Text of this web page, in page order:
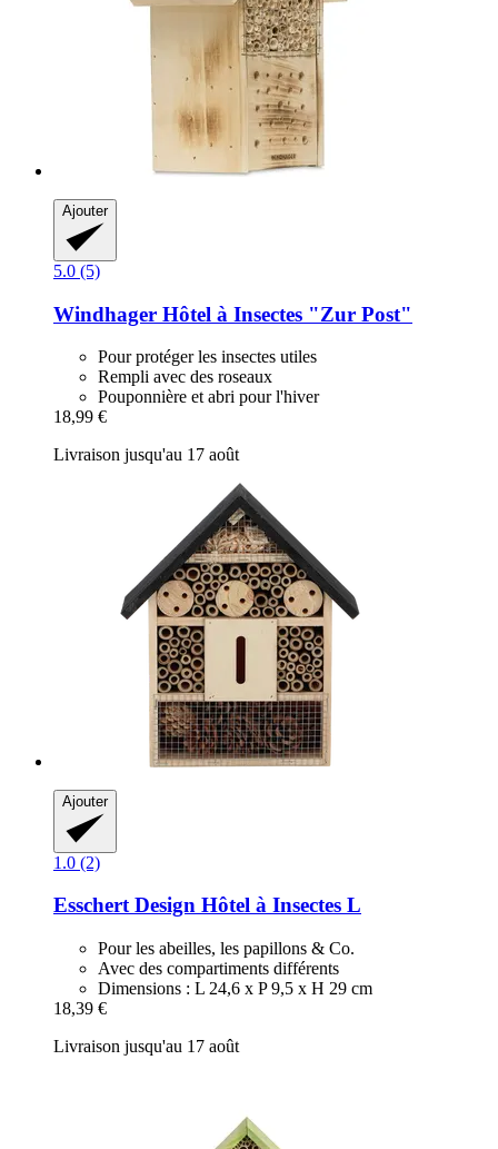
Ajouter
5.0 (5)
Windhager Hôtel à Insectes "Zur Post"
Pour protéger les insectes utiles
Rempli avec des roseaux
Pouponnière et abri pour l'hiver
18,99 €
Livraison jusqu'au 17 août
Ajouter
1.0 (2)
Esschert Design Hôtel à Insectes L
Pour les abeilles, les papillons & Co.
Avec des compartiments différents
Dimensions : L 24,6 x P 9,5 x H 29 cm
18,39 €
Livraison jusqu'au 17 août